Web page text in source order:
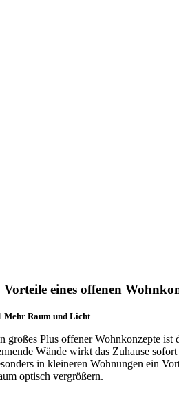
Vorteile eines offenen
Mehr Raum und Licht
großes Plus offener Wohnkonzepte ist
Wände wirkt das Zuhause
in kleineren Wohnungen ein
optisch vergrößern.